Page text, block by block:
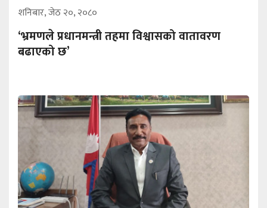
शनिबार, जेठ २०, २०८०
‘भ्रमणले प्रधानमन्त्री तहमा विश्वासको वातावरण
बढाएको छ’